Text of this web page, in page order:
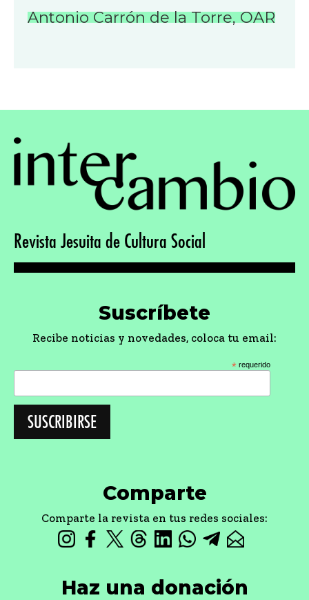
Antonio Carrón de la Torre, OAR
Revista Jesuita de Cultura Social
Suscríbete
Recibe noticias y novedades, coloca tu email:
* requerido
Comparte
Comparte la revista en tus redes sociales:
Haz una donación